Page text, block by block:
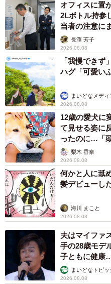
オフィスに置
2Lボトル持参
当者の注意に
説】長澤 芳子
2026.08.08
「我慢できず
ハグ「可愛い
まいどなメディ
2026.08.08
12歳の愛犬に
て見せる姿に
ったのに…「
「尊…」
梨木 香奈
2026.08.08
何かと人に舐
髪デビューし
海川 まこと
2026.08.08
夫はマイファ
手の28歳モデ
子ともに健康
まいどなトピッ
2026.08.08